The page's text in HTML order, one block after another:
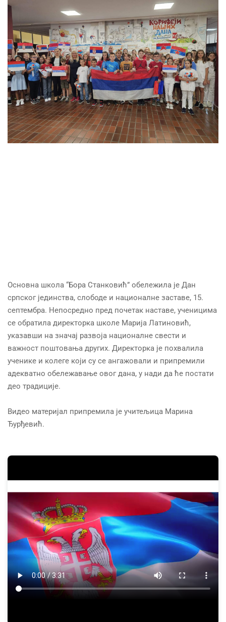
Основна школа “Бора Станковић” обележила је Дан
српског јединства, слободе и националне заставе, 15.
септембра. Непосредно пред почетак наставе, ученицима
се обратила директорка школе Марија Латиновић,
указавши на значај развоја националне свести и
важност поштовања других. Директорка је похвалила
ученике и колеге који су се ангажовали и припремили
адекватно обележавање овог дана, у нади да ће постати
део традиције.
Видео материјал припремила је учитељица Марина
Ђурђевић.